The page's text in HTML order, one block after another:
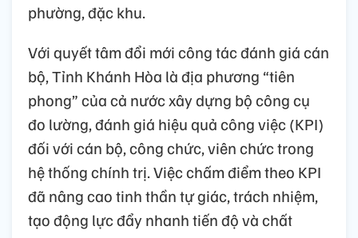
phường, đặc khu.
Với quyết tâm đổi mới công tác đánh giá cán
bộ, Tỉnh Khánh Hòa là địa phương “tiên
phong” của cả nước xây dựng bộ công cụ
đo lường, đánh giá hiệu quả công việc (KPI)
đối với cán bộ, công chức, viên chức trong
hệ thống chính trị. Việc chấm điểm theo KPI
đã nâng cao tinh thần tự giác, trách nhiệm,
tạo động lực đẩy nhanh tiến độ và chất